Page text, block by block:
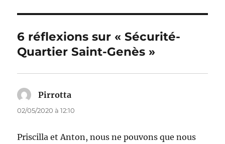
6 réflexions sur « Sécurité-
Quartier Saint-Genès »
Pirrotta
02/05/2020 à 12:10
Priscilla et Anton, nous ne pouvons que nous